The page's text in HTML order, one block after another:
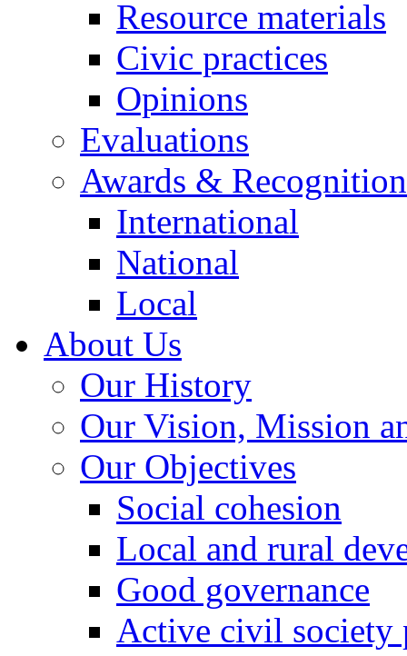
Resource materials
Civic practices
Opinions
Evaluations
Awards &
International
National
Local
About Us
Our History
Our Vision, Mission
Our Objectives
Social cohesion
Local and rural
Good governance
Active civil society